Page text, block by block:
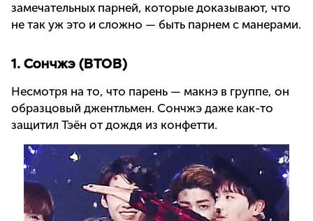
замечательных парней, которые доказывают, что
не так уж это и сложно — быть парнем с манерами.
1. Сончжэ (BTOB)
Несмотря на то, что парень — макнэ в группе, он
образцовый джентльмен. Сончжэ даже как-то
защитил Тэён от дождя из конфетти.